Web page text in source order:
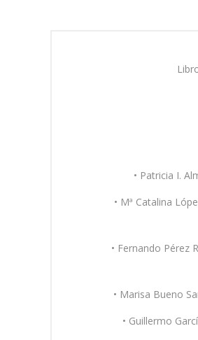
• Patricia I.
• Mª Catalina
• Fernando Pérez
• Marisa Bueno
• Guillermo